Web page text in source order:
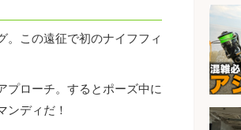
。この遠征で初のナイフフィ
プローチ。するとポーズ中に
ンディだ！